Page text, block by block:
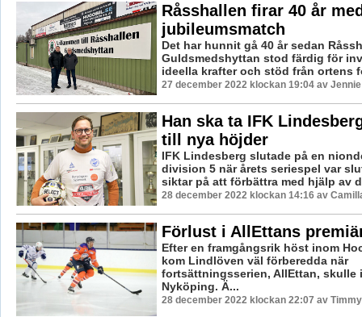
Råsshallen firar 40 år
jubileumsmatch
Det har hunnit gå 40 år sedan
Guldsmedshyttan stod färdig för
ideella krafter och stöd från ortens
27 december 2022 klockan 19:04 av
Han ska ta IFK
till nya höjder
IFK Lindesberg slutade på en
division 5 när årets seriespel var
siktar på att förbättra med hjälp av
28 december 2022 klockan 14:16 av
Förlust i AllEttans
Efter en framgångsrik höst inom
kom Lindlöven väl förberedda när
fortsättningsserien, AllEttan, skulle
Nyköping. Ä...
28 december 2022 klockan 22:07 av